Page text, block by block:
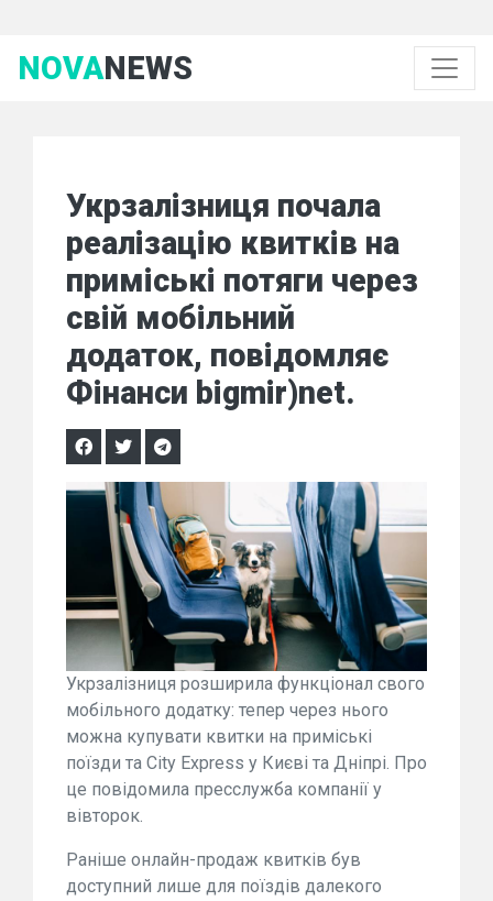
NOVANEWS
Укрзалізниця почала
реалізацію квитків на
приміські потяги через
свій мобільний
додаток, повідомляє
Фінанси bigmir)net.
Укрзалізниця розширила функціонал свого
мобільного додатку: тепер через нього
можна купувати квитки на приміські
поїзди та City Express у Києві та Дніпрі. Про
це повідомила пресслужба компанії у
вівторок.
Раніше онлайн-продаж квитків був
доступний лише для поїздів далекого